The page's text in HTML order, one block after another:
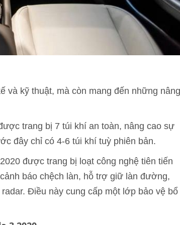
và kỹ thuật, mà còn mang đến những nâng
trang bị 7 túi khí an toàn, nâng cao sự
đây chỉ có 4-6 túi khí tuỳ phiên bản.
được trang bị loạt công nghệ tiên tiến
báo chệch làn, hỗ trợ giữ làn đường,
Điều này cung cấp một lớp bảo vệ bổ